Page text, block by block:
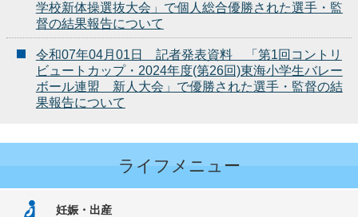
学校新体操選抜大会」で個人総合優勝された選手・監
督の結果報告について
令和07年04月01日 記者発表資料 「第1回コントリ
ビュートカップ・2024年度(第26回)東海小学生バレー
ボール連盟 新人大会」で優勝された選手・監督の結
果報告について
ライフメニュー
妊娠・出産